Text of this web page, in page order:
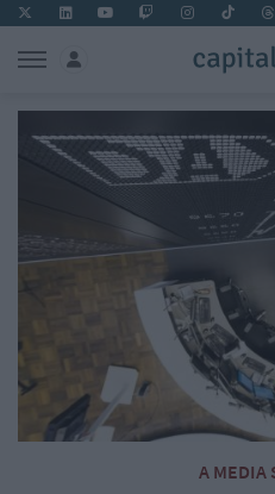
A MEDIA